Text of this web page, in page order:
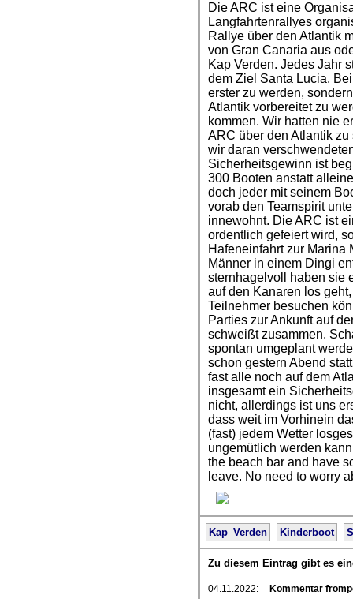
Die ARC ist eine
Langfahrtenrallyes
Rallye über den Atlantik
von Gran Canaria aus
Kap Verden. Jedes Jahr
dem Ziel Santa Lucia.
erster zu werden,
Atlantik vorbereitet zu
kommen. Wir hatten nie
ARC über den Atlantik
wir daran
Sicherheitsgewinn ist
300 Booten anstatt
doch jeder mit seinem
vorab den Teamspirit
innewohnt. Die ARC ist
ordentlich gefeiert wird,
Hafeneinfahrt zur
Männer in einem Dingi
sternhagelvoll haben sie
auf den Kanaren los
Teilnehmer besuchen
Parties zur Ankunft auf
schweißt zusammen.
spontan umgeplant
schon gestern Abend
fast alle noch auf dem
insgesamt ein
nicht, allerdings ist uns
dass weit im Vorhinein
(fast) jedem Wetter
ungemütlich werden
the beach bar and have
leave. No need to worry
Kap_Verden Kinderboot
Zu diesem Eintrag gibt es
04.11.2022:
Kommentar